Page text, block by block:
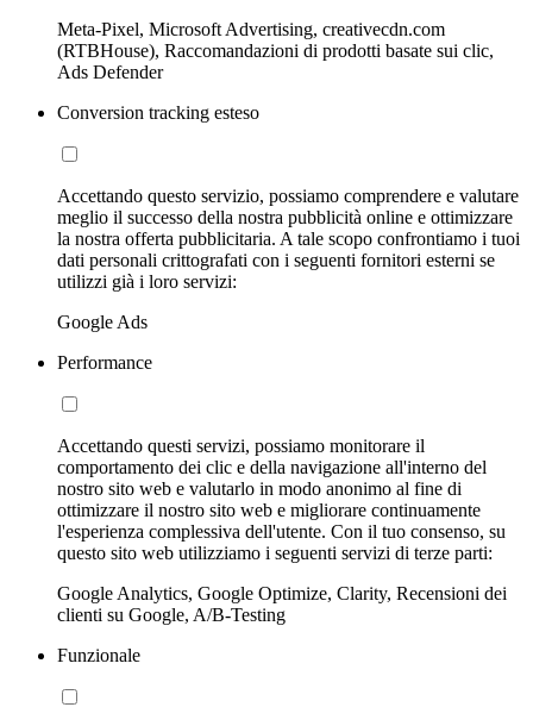
Meta-Pixel, Microsoft Advertising, creativecdn.com
(RTBHouse), Raccomandazioni di prodotti basate sui clic,
Ads Defender
Conversion tracking esteso
Accettando questo servizio, possiamo comprendere e valutare
meglio il successo della nostra pubblicità online e ottimizzare
la nostra offerta pubblicitaria. A tale scopo confrontiamo i tuoi
dati personali crittografati con i seguenti fornitori esterni se
utilizzi già i loro servizi:
Google Ads
Performance
Accettando questi servizi, possiamo monitorare il
comportamento dei clic e della navigazione all'interno del
nostro sito web e valutarlo in modo anonimo al fine di
ottimizzare il nostro sito web e migliorare continuamente
l'esperienza complessiva dell'utente. Con il tuo consenso, su
questo sito web utilizziamo i seguenti servizi di terze parti:
Google Analytics, Google Optimize, Clarity, Recensioni dei
clienti su Google, A/B-Testing
Funzionale